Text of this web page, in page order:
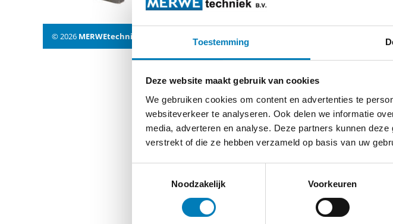
Toestemming
Deze website maakt gebruik van cookies
We gebruiken cookies om content en advertenties te
websiteverkeer te analyseren. Ook delen we informatie
media, adverteren en analyse. Deze partners kunnen
verstrekt of die ze hebben verzameld op basis van uw
Noodzakelijk
Voorkeuren
© 2026 MERWEtechniek B.V. Disclaimer Privacy Policy Verdere